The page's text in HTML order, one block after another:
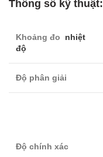
Thông số kỹ thuật:
Khoảng đo nhiệt
độ
Độ phân giải
Độ chính xác